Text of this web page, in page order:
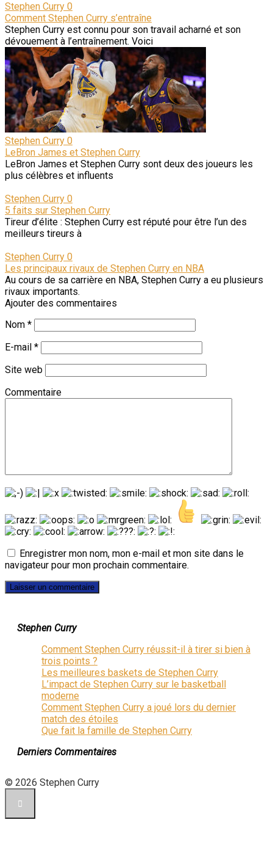
Stephen Curry 0
Comment Stephen Curry s’entraîne
Stephen Curry est connu pour son travail acharné et son
dévouement à l’entraînement. Voici
Stephen Curry 0
LeBron James et Stephen Curry
LeBron James et Stephen Curry sont deux des joueurs les
plus célèbres et influents
Stephen Curry 0
5 faits sur Stephen Curry
Tireur d’élite : Stephen Curry est réputé pour être l’un des
meilleurs tireurs à
Stephen Curry 0
Les principaux rivaux de Stephen Curry en NBA
Au cours de sa carrière en NBA, Stephen Curry a eu plusieurs
rivaux importants.
Ajouter des commentaires
Nom *
E-mail *
Site web
Commentaire
Enregistrer mon nom, mon e-mail et mon site dans le
navigateur pour mon prochain commentaire.
Stephen Curry
Comment Stephen Curry réussit-il à tirer si bien à
trois points ?
Les meilleures baskets de Stephen Curry
L’impact de Stephen Curry sur le basketball
moderne
Comment Stephen Curry a joué lors du dernier
match des étoiles
Que fait la famille de Stephen Curry
Derniers Commentaires
© 2026 Stephen Curry